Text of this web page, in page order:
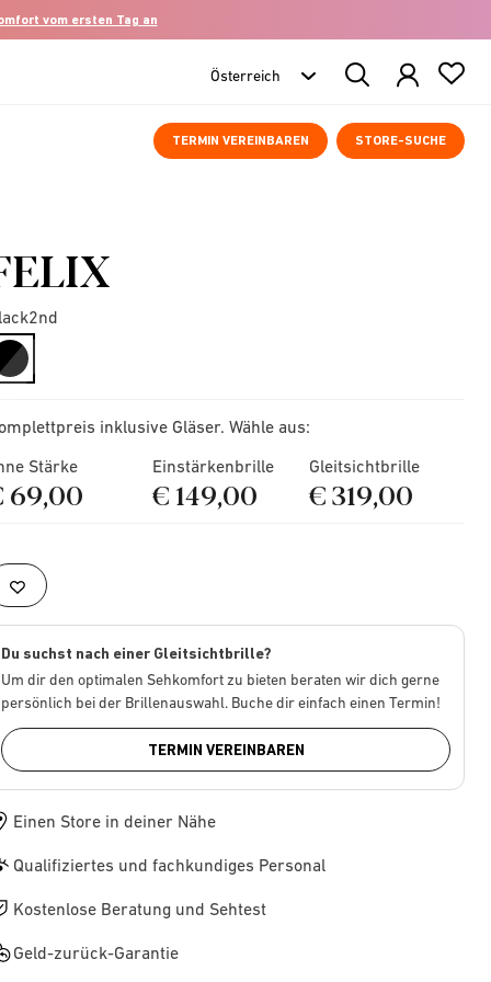
vom ersten Tag an
Search
Products
TERMIN VEREINBAREN STORE-SUCHE
selected
inklusive Gläser. Wähle aus:
Stärke
69,00
Einstärkenbrille
€ 149,00
Gleitsichtbrille
€ 319,00
Du suchst nach einer Gleitsichtbrille?
Um dir den optimalen Sehkomfort zu bieten beraten wir dich gerne
persönlich bei der Brillenauswahl. Buche dir einfach einen Termin!
TERMIN VEREINBAREN
Einen Store in deiner Nähe
Qualifiziertes und fachkundiges Personal
Kostenlose Beratung und Sehtest
Geld-zurück-Garantie